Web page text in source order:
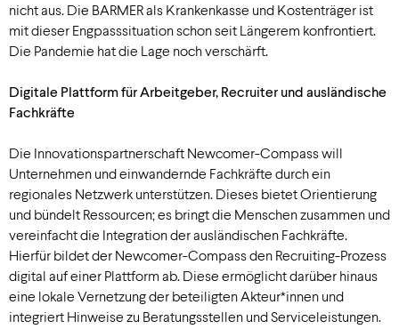
nicht aus. Die BARMER als Krankenkasse und Kostenträger ist
mit dieser Engpasssituation schon seit Längerem konfrontiert.
Die Pandemie hat die Lage noch verschärft.
Digitale Plattform für Arbeitgeber, Recruiter und ausländische
Fachkräfte
Die Innovationspartnerschaft Newcomer-Compass will
Unternehmen und einwandernde Fachkräfte durch ein
regionales Netzwerk unterstützen. Dieses bietet Orientierung
und bündelt Ressourcen; es bringt die Menschen zusammen und
vereinfacht die Integration der ausländischen Fachkräfte.
Hierfür bildet der Newcomer-Compass den Recruiting-Prozess
digital auf einer Plattform ab. Diese ermöglicht darüber hinaus
eine lokale Vernetzung der beteiligten Akteur*innen und
integriert Hinweise zu Beratungsstellen und Serviceleistungen.